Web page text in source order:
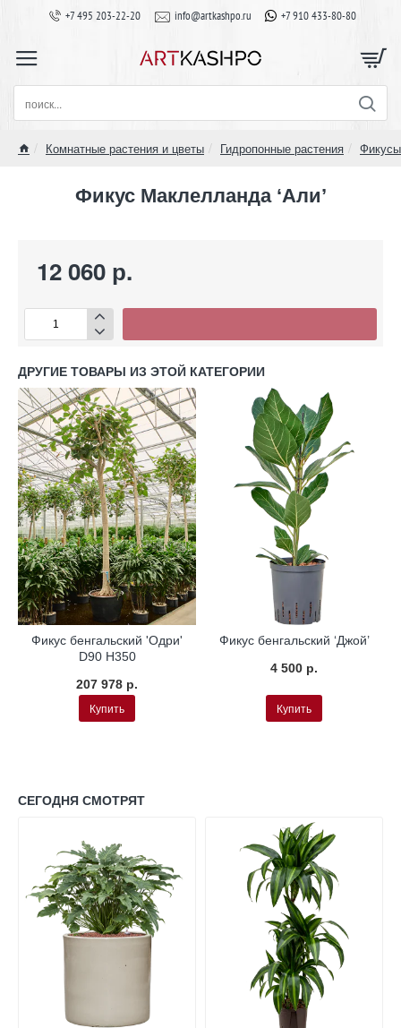
+7 495 203-22-20 info@artkashpo.ru +7 910 433-80-80
поиск...
Комнатные растения и цветы Гидропонные растения
Фикус Маклелланда ‘Али’
12 060 р.
ДРУГИЕ ТОВАРЫ ИЗ ЭТОЙ КАТЕГОРИИ
Гидропоника
Фикус бенгальский 'Одри'
D90 H350
207 978 р.
Купить
Гидропоника
Фикус бенгальский ‘Джой’
4 500 р.
Купить
СЕГОДНЯ СМОТРЯТ